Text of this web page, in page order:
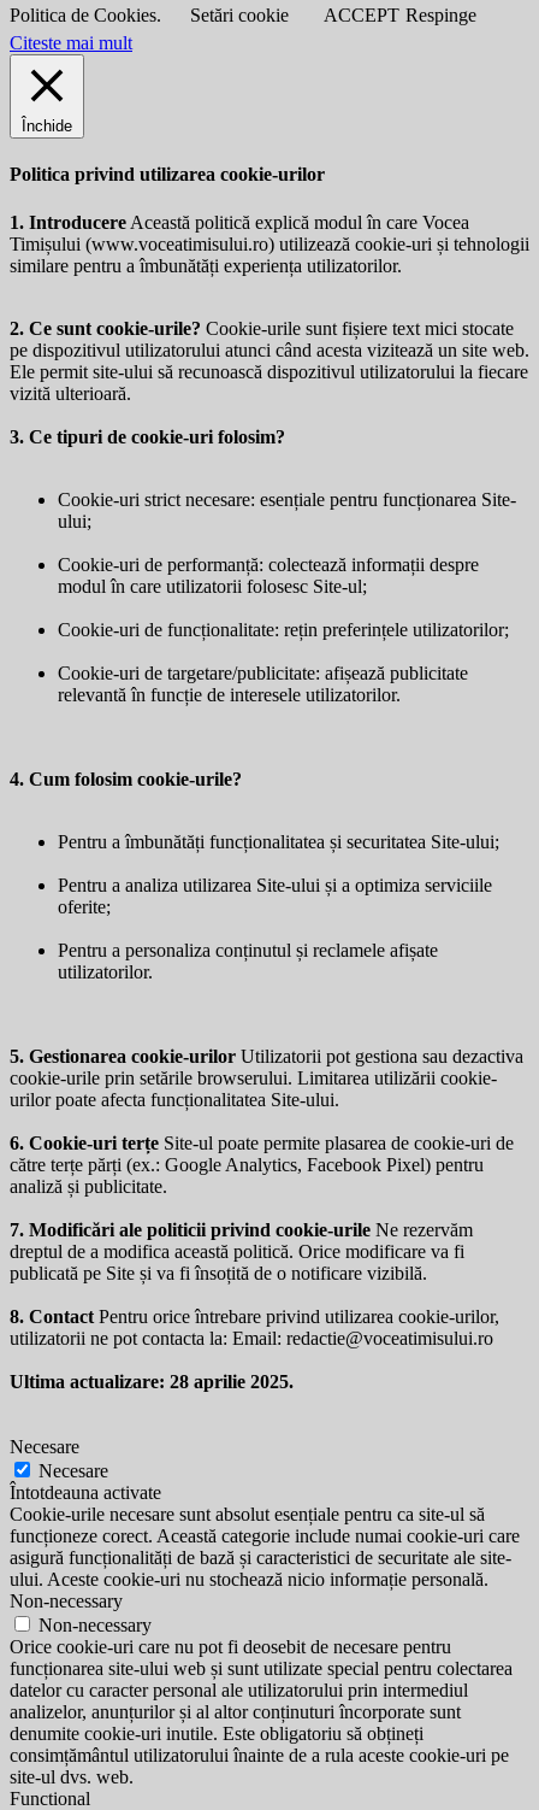
Politica de Cookies.
Setări cookie ACCEPT Respinge
Citeste mai mult
Închide
Politica privind utilizarea cookie-urilor
1. Introducere Această politică explică modul în care Vocea
Timișului (www.voceatimisului.ro) utilizează cookie-uri și tehnologii
similare pentru a îmbunătăți experiența utilizatorilor.
2. Ce sunt cookie-urile? Cookie-urile sunt fișiere text mici stocate
pe dispozitivul utilizatorului atunci când acesta vizitează un site web.
Ele permit site-ului să recunoască dispozitivul utilizatorului la fiecare
vizită ulterioară.
3. Ce tipuri de cookie-uri folosim?
Cookie-uri strict necesare: esențiale pentru funcționarea Site-
ului;
Cookie-uri de performanță: colectează informații despre
modul în care utilizatorii folosesc Site-ul;
Cookie-uri de funcționalitate: rețin preferințele utilizatorilor;
Cookie-uri de targetare/publicitate: afișează publicitate
relevantă în funcție de interesele utilizatorilor.
4. Cum folosim cookie-urile?
Pentru a îmbunătăți funcționalitatea și securitatea Site-ului;
Pentru a analiza utilizarea Site-ului și a optimiza serviciile
oferite;
Pentru a personaliza conținutul și reclamele afișate
utilizatorilor.
5. Gestionarea cookie-urilor Utilizatorii pot gestiona sau dezactiva
cookie-urile prin setările browserului. Limitarea utilizării cookie-
urilor poate afecta funcționalitatea Site-ului.
6. Cookie-uri terțe Site-ul poate permite plasarea de cookie-uri de
către terțe părți (ex.: Google Analytics, Facebook Pixel) pentru
analiză și publicitate.
7. Modificări ale politicii privind cookie-urile Ne rezervăm
dreptul de a modifica această politică. Orice modificare va fi
publicată pe Site și va fi însoțită de o notificare vizibilă.
8. Contact Pentru orice întrebare privind utilizarea cookie-urilor,
utilizatorii ne pot contacta la: Email: redactie@voceatimisului.ro
Ultima actualizare: 28 aprilie 2025.
Necesare
Necesare
Întotdeauna activate
Cookie-urile necesare sunt absolut esențiale pentru ca site-ul să
funcționeze corect. Această categorie include numai cookie-uri care
asigură funcționalități de bază și caracteristici de securitate ale site-
ului. Aceste cookie-uri nu stochează nicio informație personală.
Non-necessary
Non-necessary
Orice cookie-uri care nu pot fi deosebit de necesare pentru
funcționarea site-ului web și sunt utilizate special pentru colectarea
datelor cu caracter personal ale utilizatorului prin intermediul
analizelor, anunțurilor și al altor conținuturi încorporate sunt
denumite cookie-uri inutile. Este obligatoriu să obțineți
consimțământul utilizatorului înainte de a rula aceste cookie-uri pe
site-ul dvs. web.
Functional